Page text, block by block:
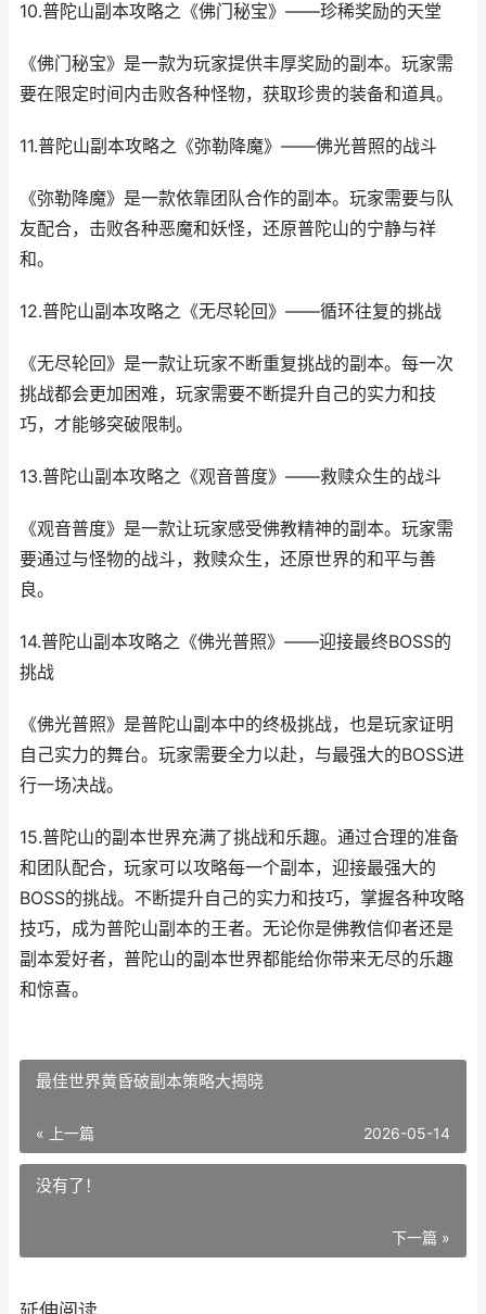
10.普陀山副本攻略之《佛门秘宝》——珍稀奖励的天堂
《佛门秘宝》是一款为玩家提供丰厚奖励的副本。玩家需
要在限定时间内击败各种怪物，获取珍贵的装备和道具。
11.普陀山副本攻略之《弥勒降魔》——佛光普照的战斗
《弥勒降魔》是一款依靠团队合作的副本。玩家需要与队
友配合，击败各种恶魔和妖怪，还原普陀山的宁静与祥
和。
12.普陀山副本攻略之《无尽轮回》——循环往复的挑战
《无尽轮回》是一款让玩家不断重复挑战的副本。每一次
挑战都会更加困难，玩家需要不断提升自己的实力和技
巧，才能够突破限制。
13.普陀山副本攻略之《观音普度》——救赎众生的战斗
《观音普度》是一款让玩家感受佛教精神的副本。玩家需
要通过与怪物的战斗，救赎众生，还原世界的和平与善
良。
14.普陀山副本攻略之《佛光普照》——迎接最终BOSS的
挑战
《佛光普照》是普陀山副本中的终极挑战，也是玩家证明
自己实力的舞台。玩家需要全力以赴，与最强大的BOSS进
行一场决战。
15.普陀山的副本世界充满了挑战和乐趣。通过合理的准备
和团队配合，玩家可以攻略每一个副本，迎接最强大的
BOSS的挑战。不断提升自己的实力和技巧，掌握各种攻略
技巧，成为普陀山副本的王者。无论你是佛教信仰者还是
副本爱好者，普陀山的副本世界都能给你带来无尽的乐趣
和惊喜。
最佳世界黄昏破副本策略大揭晓
« 上一篇 2026-05-14
没有了！
下一篇 »